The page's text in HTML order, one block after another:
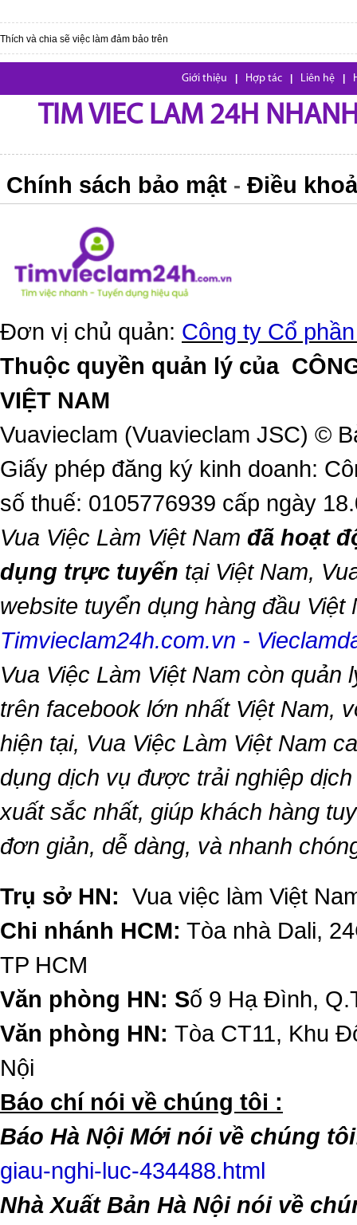
Thích và chia sẽ việc làm đảm bảo trên
Giới thiệu Hợp tác Liên hệ
TIM VIEC LAM 24H
Chính sách bảo mật - Điều
Đơn vị chủ quản: Công ty Cổ
Thuộc quyền quản lý của
VIỆT NAM
Vuavieclam (Vuavieclam JSC) ©
Giấy phép đăng ký kinh doanh:
số thuế: 0105776939 cấp ngày
Vua Việc Làm Việt Nam đã hoạt
dụng trực tuyến tại Việt Nam,
website tuyển dụng hàng đầu
Timvieclam24h.com.vn -
Vua Việc Làm Việt Nam còn quản
trên facebook lớn nhất Việt Nam,
hiện tại, Vua Việc Làm Việt Nam
dụng dịch vụ được trải nghiệp
xuất sắc nhất, giúp khách hàng
đơn giản, dễ dàng, và nhanh
Trụ sở HN: Vua việc làm Việt
Chi nhánh HCM: Tòa nhà Dali,
TP HCM
Văn phòng HN: Số 9 Hạ Đình,
Văn phòng HN: Tòa CT11, Khu
Nội
​Báo chí nói về chúng tôi :
Báo Hà Nội Mới nói về chúng
giau-nghi-luc-434488.html
Nhà Xuất Bản Hà Nội nói về